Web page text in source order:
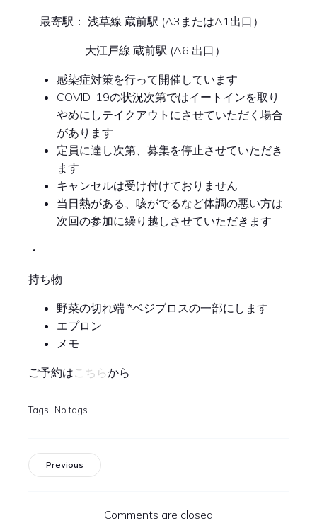
最寄駅： 浅草線 蔵前駅 (A3またはA1出口）
大江戸線 蔵前駅 (A6 出口）
感染症対策を行って開催しています
COVID-19の状況次第ではイートインを取り
やめにしテイクアウトにさせていただく場合
があります
定員に達し次第、募集を停止させていただき
ます
キャンセルは受け付けておりません
当日熱がある、咳がでるなど体調の悪い方は
次回の参加に繰り越しさせていただきます
・
持ち物
野菜の切れ端 *ベジブロスの一部にします
エプロン
メモ
ご予約はこちらから
Tags: No tags
Previous
Comments are closed